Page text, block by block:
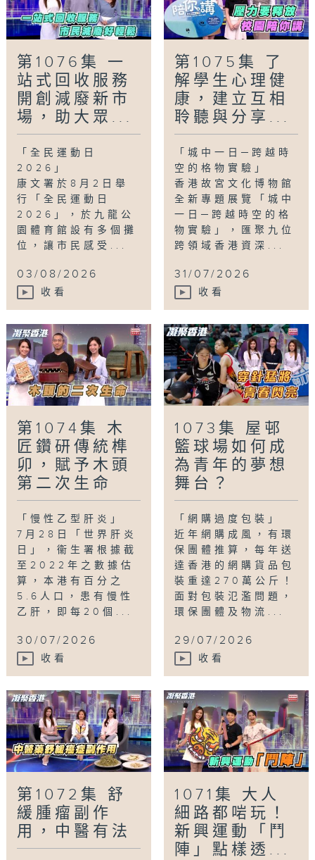
第1076集 一
站式回收服務
開創減廢新市
場，助大眾...
「全民運動日
2026」
康文署於8月2日舉
行「全民運動日
2026」，於九龍公
園體育館設有多個攤
位，讓市民感受...
03/08/2026
收看
第1075集 了
解學生心理健
康，建立互相
聆聽與分享...
「城中一日─跨越時
空的格物實驗」
香港故宮文化博物館
全新專題展覽「城中
一日─跨越時空的格
物實驗」，匯聚九位
跨領域香港資深...
31/07/2026
收看
第1074集 木
匠鑽研傳統榫
卯，賦予木頭
第二次生命
「慢性乙型肝炎」
7月28日「世界肝炎
日」，衞生署根據截
至2022年之數據估
算，本港有百分之
5.6人口，患有慢性
乙肝，即每20個...
30/07/2026
收看
1073集 屋邨
籃球場如何成
為青年的夢想
舞台？
「網購過度包裝」
近年網購成風，有環
保團體推算，每年送
達香港的網購貨品包
裝重達270萬公斤！
面對包裝氾濫問題，
環保團體及物流...
29/07/2026
收看
第1072集 舒
緩腫瘤副作
用，中醫有法
1071集 大人
細路都啱玩！
新興運動「鬥
陣」點樣透...